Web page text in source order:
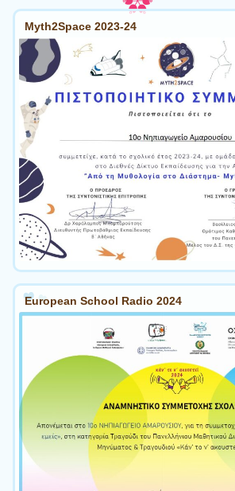
Myth2Space 2023-24
European School Radio 2024